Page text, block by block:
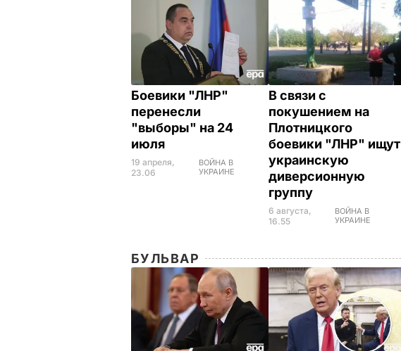
Боевики "ЛНР"
перенесли
"выборы" на 24
июля
19 апреля,
23.06
ВОЙНА В
УКРАИНЕ
В связи с
покушением на
Плотницкого
боевики "ЛНР" ищут
украинскую
диверсионную
группу
6 августа,
16.55
ВОЙНА В
УКРАИНЕ
БУЛЬВАР